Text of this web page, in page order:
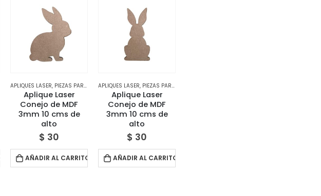
,TIENDA
APLIQUES LASER, PIEZAS PARA DECORAR ,TIENDA
Aplique Laser
Conejo de MDF
3mm 10 cms de
alto
$ 30
AÑADIR AL CARRITO
APLIQUES LASER, PIEZAS PARA DECORAR
Aplique Laser
Conejo de MDF
3mm 10 cms de
alto
$ 30
AÑADIR AL CARRITO